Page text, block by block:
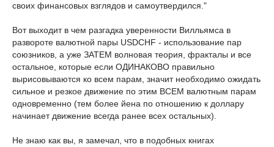
своих финансовых взглядов и самоутвердился."
Вот выходит в чем разгадка уверенности Вилльямса в
развороте валютной пары USDCHF - использование пар
союзников, а уже ЗАТЕМ волновая теория, фракталы и все
остальное, которые если ОДИНАКОВО правильно
вырисовываются ко всем парам, значит необходимо ожидать
сильное и резкое движение по этим ВСЕМ валютным парам
одновременно (тем более йена по отношению к доллару
начинает движение всегда ранее всех остальных).
Не знаю как вы, я замечал, что в подобных книгах